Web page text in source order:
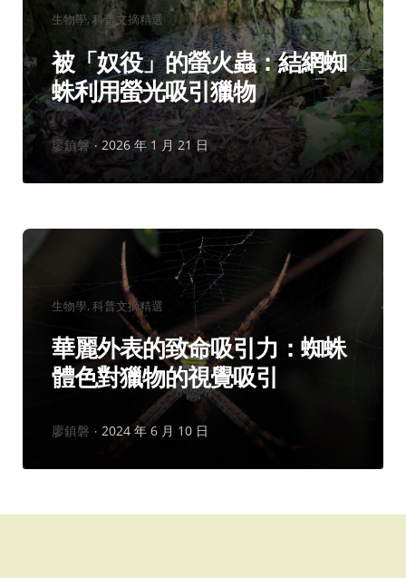
分
類：
生物學 科普文摘精選
被「奴役」的螢火蟲：結網蜘
蛛利用螢光吸引獵物
作
廖鎮磐 2026 年 1 月 21 日
分
類：
生物學 科普文摘精選
華麗外表的致命吸引力：蜘蛛
體色對獵物的視覺吸引
作
廖鎮磐 2024 年 6 月 10 日